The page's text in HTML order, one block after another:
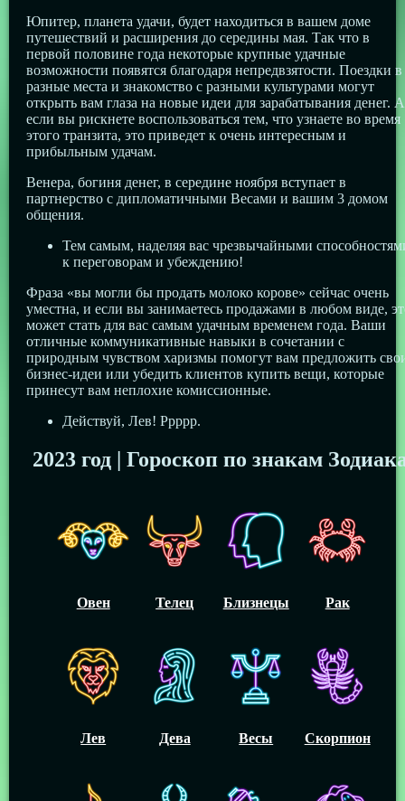
Юпитер, планета удачи, будет находиться в вашем доме
путешествий и расширения до середины мая. Так что в
первой половине года некоторые крупные удачные
возможности появятся благодаря непредвзятости. Поездки в
разные места и знакомство с разными культурами могут
открыть вам глаза на новые идеи для зарабатывания денег. А
если вы рискнете воспользоваться тем, что узнаете во время
этого транзита, это приведет к очень интересным и
прибыльным удачам.
Венера, богиня денег, в середине ноября вступает в
партнерство с дипломатичными Весами и вашим 3 домом
общения.
Тем самым, наделяя вас чрезвычайными
к переговорам и убеждению!
Фраза «вы могли бы продать молоко корове» сейчас очень
уместна, и если вы занимаетесь продажами в любом виде,
может стать для вас самым удачным временем года. Ваши
отличные коммуникативные навыки в сочетании с
природным чувством харизмы помогут вам предложить
бизнес-идеи или убедить клиентов купить вещи, которые
принесут вам неплохие комиссионные.
Действуй, Лев! Ррррр.
2023 год | Гороскоп по знакам
Овен Телец Близнецы Рак
Лев Дева Весы Скорпион